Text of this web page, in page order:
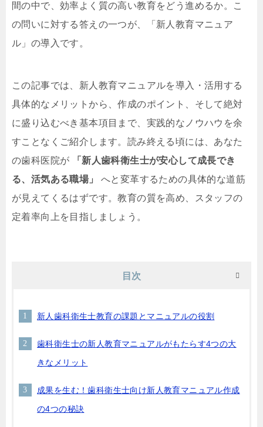
間の中で、効率よく質の高い教育をどう進めるか。こ
の問いに対する答えの一つが、「新人教育マニュア
ル」の導入です。
この記事では、新人教育マニュアルを導入・活用する
具体的なメリットから、作成のポイント、そして絶対
に盛り込むべき基本項目まで、実践的なノウハウを余
すことなくご紹介します。読み終える頃には、あなた
の歯科医院が
「新人歯科衛生士が安心して成長でき
る、活気ある職場」
へと変革するための具体的な道筋
が見えてくるはずです。教育の質を高め、スタッフの
定着率向上を目指しましょう。
目次
新人歯科衛生士教育の課題とマニュアルの役割
歯科衛生士の新人教育マニュアルがもたらす4つの大
きなメリット
成果を生む！歯科衛生士向け新人教育マニュアル作成
の4つの秘訣